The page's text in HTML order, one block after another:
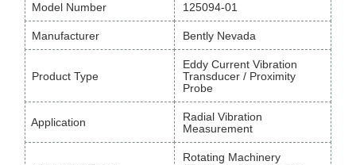
Model Number 125094-01
Manufacturer Bently Nevada
Product Type
Eddy Current Vibration
Transducer / Proximity
Probe
Application
Radial Vibration
Measurement
Rotating Machinery